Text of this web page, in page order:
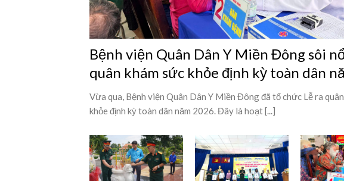
Bệnh viện Quân Dân Y Miền Đông sôi
quân khám sức khỏe định kỳ toàn dân
Vừa qua, Bệnh viện Quân Dân Y Miền Đông đã tổ chức Lễ ra
khỏe định kỳ toàn dân năm 2026. Đây là hoạt [...]